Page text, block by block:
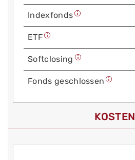
Index­fonds
ETF
Soft­closing
Fonds geschlossen
KOSTEN